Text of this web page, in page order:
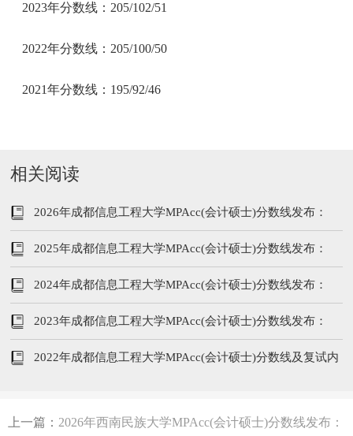
2023年分数线：205/102/51
2022年分数线：205/100/50
2021年分数线：195/92/46
相关阅读
2026年成都信息工程大学MPAcc(会计硕士)分数线发布：
205/102/51
2025年成都信息工程大学MPAcc(会计硕士)分数线发布：
205/96/48
2024年成都信息工程大学MPAcc(会计硕士)分数线发布：
210/104/52
2023年成都信息工程大学MPAcc(会计硕士)分数线发布：
205/102/51
2022年成都信息工程大学MPAcc(会计硕士)分数线及复试内
上一篇： 2026年西南民族大学MPAcc(会计硕士)分数线发布：